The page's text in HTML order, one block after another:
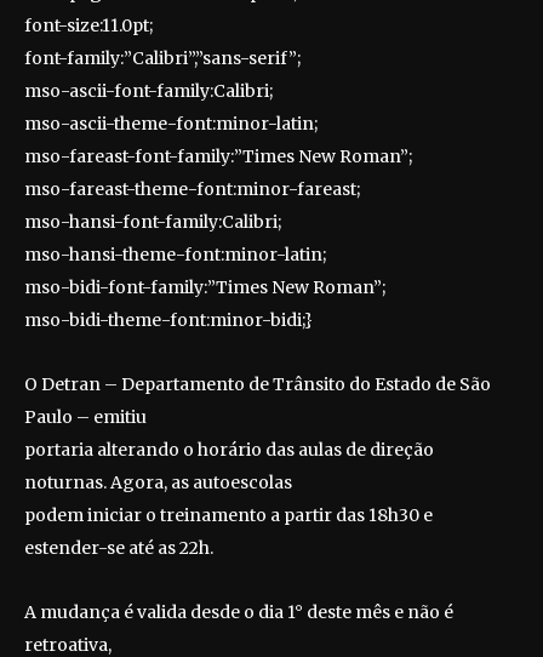
font-size:11.0pt;
font-family:”Calibri”,”sans-serif”;
mso-ascii-font-family:Calibri;
mso-ascii-theme-font:minor-latin;
mso-fareast-font-family:”Times New Roman”;
mso-fareast-theme-font:minor-fareast;
mso-hansi-font-family:Calibri;
mso-hansi-theme-font:minor-latin;
mso-bidi-font-family:”Times New Roman”;
mso-bidi-theme-font:minor-bidi;}
O Detran – Departamento de Trânsito do Estado de São
Paulo – emitiu
portaria alterando o horário das aulas de direção
noturnas. Agora, as autoescolas
podem iniciar o treinamento a partir das 18h30 e
estender-se até as 22h.
A mudança é valida desde o dia 1° deste mês e não é
retroativa,